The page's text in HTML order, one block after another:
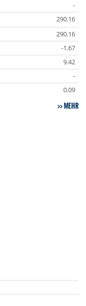
-
290.16
290.16
-1.67
9.42
-
0.09
MEHR